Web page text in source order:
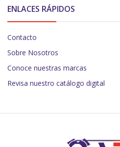
ENLACES RÁPIDOS
Contacto
Sobre Nosotros
Conoce nuestras marcas
Revisa nuestro catálogo digital